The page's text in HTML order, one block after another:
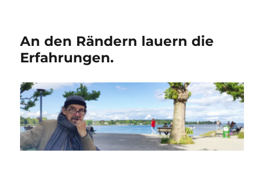
An den Rändern lauern die
Erfahrungen.